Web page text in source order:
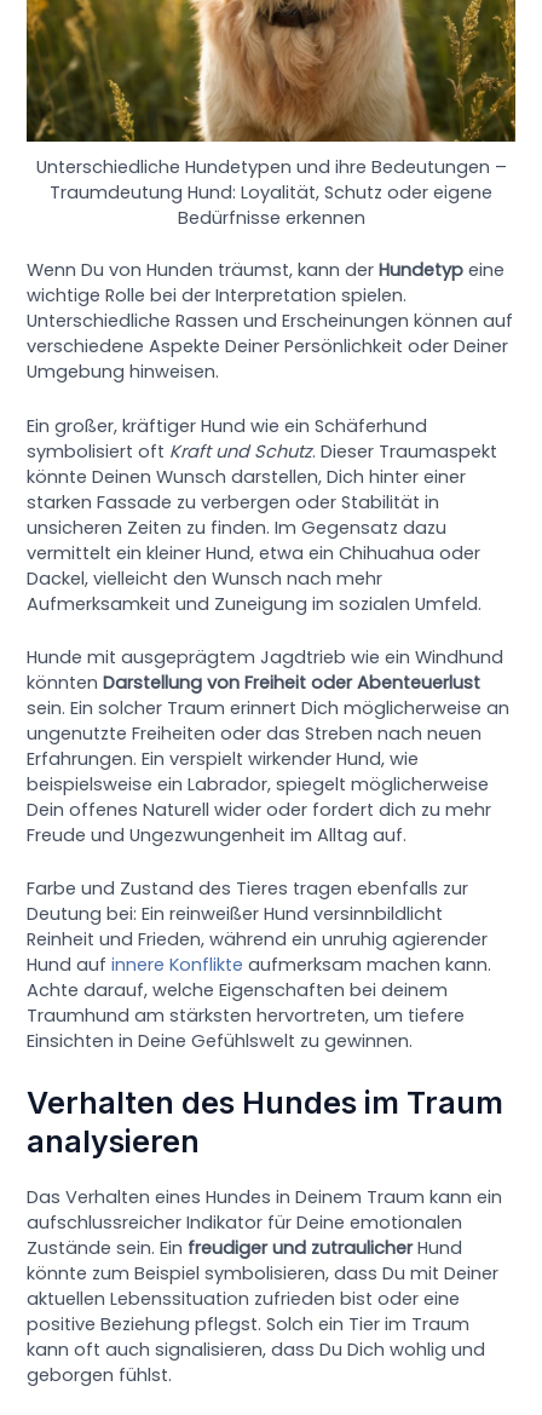
Unterschiedliche Hundetypen und ihre Bedeutungen –
Traumdeutung Hund: Loyalität, Schutz oder eigene
Bedürfnisse erkennen
Wenn Du von Hunden träumst, kann derHundetyp eine
wichtige Rolle bei der Interpretation spielen.
Unterschiedliche Rassen und Erscheinungen können auf
verschiedene Aspekte Deiner Persönlichkeit oder Deiner
Umgebung hinweisen.
Ein großer, kräftiger Hund wie ein Schäferhund
symbolisiert oft Kraft und Schutz. Dieser Traumaspekt
könnte Deinen Wunsch darstellen, Dich hinter einer
starken Fassade zu verbergen oder Stabilität in
unsicheren Zeiten zu finden. Im Gegensatz dazu
vermittelt ein kleiner Hund, etwa ein Chihuahua oder
Dackel, vielleicht den Wunsch nach mehr
Aufmerksamkeit und Zuneigung im sozialen Umfeld.
Hunde mit ausgeprägtem Jagdtrieb wie ein Windhund
könntenDarstellung von Freiheit oder Abenteuerlust
sein. Ein solcher Traum erinnert Dich möglicherweise an
ungenutzte Freiheiten oder das Streben nach neuen
Erfahrungen. Ein verspielt wirkender Hund, wie
beispielsweise ein Labrador, spiegelt möglicherweise
Dein offenes Naturell wider oder fordert dich zu mehr
Freude und Ungezwungenheit im Alltag auf.
Farbe und Zustand des Tieres tragen ebenfalls zur
Deutung bei: Ein reinweißer Hund versinnbildlicht
Reinheit und Frieden, während ein unruhig agierender
Hund aufinnere Konflikte aufmerksam machen kann.
Achte darauf, welche Eigenschaften bei deinem
Traumhund am stärksten hervortreten, um tiefere
Einsichten in Deine Gefühlswelt zu gewinnen.
Verhalten des Hundes im Traum
analysieren
Das Verhalten eines Hundes in Deinem Traum kann ein
aufschlussreicher Indikator für Deine emotionalen
Zustände sein. Ein freudiger und zutraulicherHund
könnte zum Beispiel symbolisieren, dass Du mit Deiner
aktuellen Lebenssituation zufrieden bist oder eine
positive Beziehung pflegst. Solch ein Tier im Traum
kann oft auch signalisieren, dass Du Dich wohlig und
geborgen fühlst.